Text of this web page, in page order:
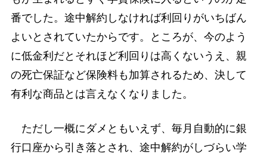
番でした。途中解約しなければ利回りがいちばん
よいとされていたからです。ところが、今のよう
に低金利だとそれほど利回りは高くないうえ、親
の死亡保証など保険料も加算されるため、決して
有利な商品とは言えなくなりました。
ただし一概にダメともいえず、毎月自動的に銀
行口座から引き落とされ、途中解約がしづらい学